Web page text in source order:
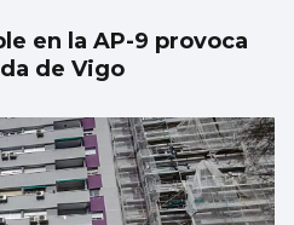
en la AP-9 provoca
de Vigo